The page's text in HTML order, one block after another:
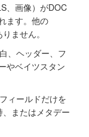
、画像）がDOC
ます。他の
ません。
、ヘッダー、フ
やベイツスタン
ィールドだけを
またはメタデー